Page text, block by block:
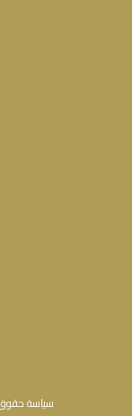
سياسة حقوق